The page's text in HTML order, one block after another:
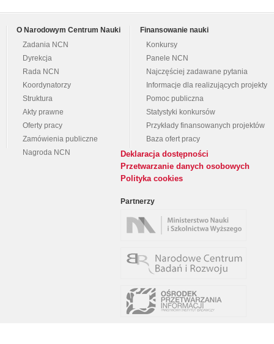
O Narodowym Centrum Nauki
Zadania NCN
Dyrekcja
Rada NCN
Koordynatorzy
Struktura
Akty prawne
Oferty pracy
Zamówienia publiczne
Nagroda NCN
Finansowanie nauki
Konkursy
Panele NCN
Najczęściej zadawane pytania
Informacje dla realizujących projekty
Pomoc publiczna
Statystyki konkursów
Przykłady finansowanych projektów
Baza ofert pracy
Deklaracja dostępności
Przetwarzanie danych osobowych
Polityka cookies
Partnerzy